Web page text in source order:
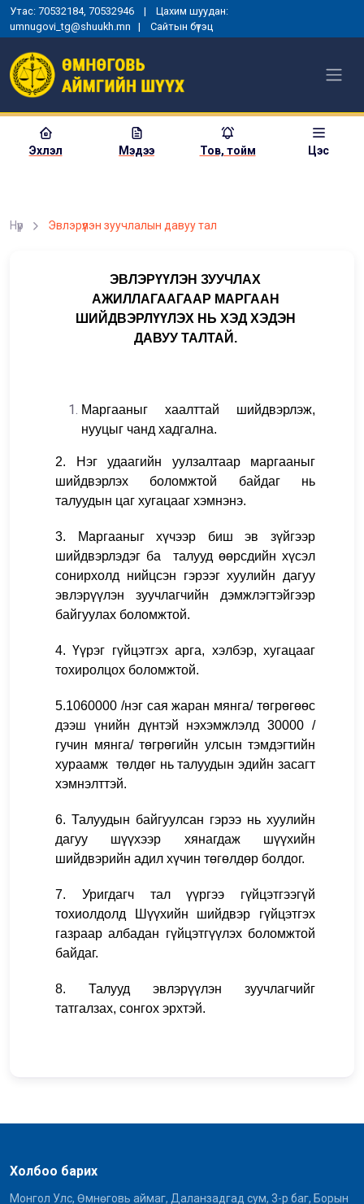
Утас: 70532184, 70532946 | Цахим шуудан:
umnugovi_tg@shuukh.mn | Сайтын бүтэц
Эхлэл Мэдээ Тов, тойм Цэс
Нүүр Эвлэрүүлэн зуучлалын давуу тал
ЭВЛЭРҮҮЛЭН ЗУУЧЛАХ
АЖИЛЛАГААГААР МАРГААН
ШИЙДВЭРЛҮҮЛЭХ НЬ ХЭД ХЭДЭН
ДАВУУ ТАЛТАЙ.
Маргааныг хаалттай шийдвэрлэж,
нууцыг чанд хадгална.
2. Нэг удаагийн уулзалтаар маргааныг
шийдвэрлэх боломжтой байдаг нь
талуудын цаг хугацааг хэмнэнэ.
3. Маргааныг хүчээр биш эв зүйгээр
шийдвэрлэдэг ба талууд өөрсдийн хүсэл
сонирхолд нийцсэн гэрээг хуулийн дагуу
эвлэрүүлэн зуучлагчийн дэмжлэгтэйгээр
байгуулах боломжтой.
4. Үүрэг гүйцэтгэх арга, хэлбэр, хугацааг
тохиролцох боломжтой.
5.1060000 /нэг сая жаран мянга/ төгрөгөөс
дээш үнийн дүнтэй нэхэмжлэлд 30000 /
гучин мянга/ төгрөгийн улсын тэмдэгтийн
хураамж төлдөг нь талуудын эдийн засагт
хэмнэлттэй.
6. Талуудын байгуулсан гэрээ нь хуулийн
дагуу шүүхээр хянагдаж шүүхийн
шийдвэрийн адил хүчин төгөлдөр болдог.
7. Уригдагч тал үүргээ гүйцэтгээгүй
тохиолдолд Шүүхийн шийдвэр гүйцэтгэх
газраар албадан гүйцэтгүүлэх боломжтой
байдаг.
8. Талууд эвлэрүүлэн зуучлагчийг
татгалзах, сонгох эрхтэй.
Холбоо барих
Монгол Улс, Өмнөговь аймаг, Даланзадгад сум, 3-р баг, Борын